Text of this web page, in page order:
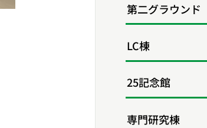
第二グラウンド
LC棟
25記念館
専門研究棟